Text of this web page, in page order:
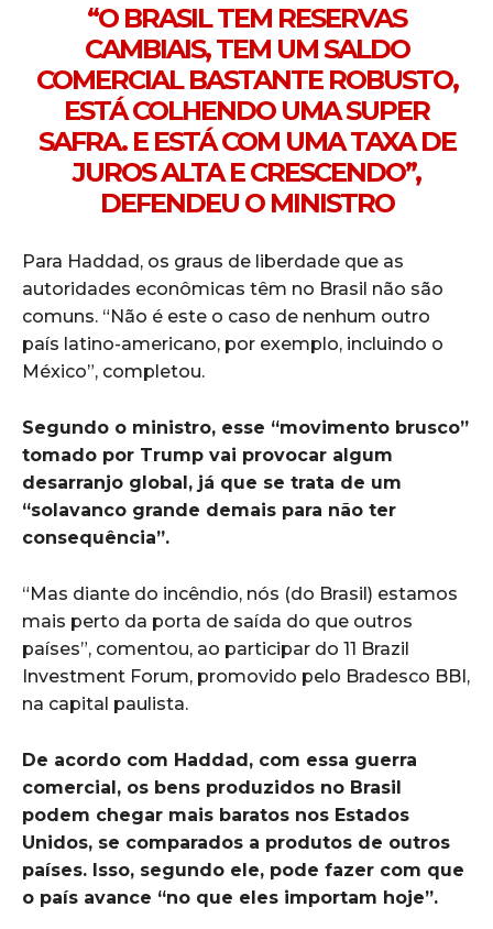
“O BRASIL TEM RESERVAS
CAMBIAIS, TEM UM SALDO
COMERCIAL BASTANTE ROBUSTO,
ESTÁ COLHENDO UMA SUPER
SAFRA. E ESTÁ COM UMA TAXA DE
JUROS ALTA E CRESCENDO”,
DEFENDEU O MINISTRO
Para Haddad, os graus de liberdade que as
autoridades econômicas têm no Brasil não são
comuns. “Não é este o caso de nenhum outro
país latino-americano, por exemplo, incluindo o
México”, completou.
Segundo o ministro, esse “movimento brusco”
tomado por Trump vai provocar algum
desarranjo global, já que se trata de um
“solavanco grande demais para não ter
consequência”.
“Mas diante do incêndio, nós (do Brasil) estamos
mais perto da porta de saída do que outros
países”, comentou, ao participar do 11 Brazil
Investment Forum, promovido pelo Bradesco BBI,
na capital paulista.
De acordo com Haddad, com essa guerra
comercial, os bens produzidos no Brasil
podem chegar mais baratos nos Estados
Unidos, se comparados a produtos de outros
países. Isso, segundo ele, pode fazer com que
o país avance “no que eles importam hoje”.